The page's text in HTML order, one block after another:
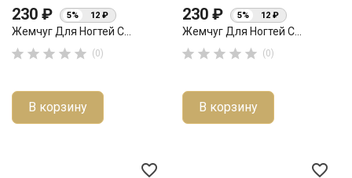
230 ₽ 5% 12 ₽
Жемчуг Для Ногтей С...
     (0)
В корзину
230 ₽ 5% 12 ₽
Жемчуг Для Ногтей С...
     (0)
В корзину
favorite_border favorite_border